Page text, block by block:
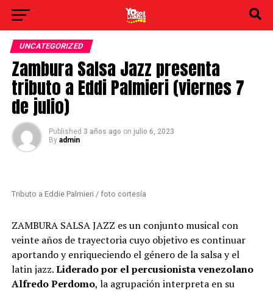
UNCATEGORIZED
Zambura Salsa Jazz presenta
tributo a Eddi Palmieri (viernes 7
de julio)
Published 3 años ago on julio 6, 2023
By admin
Tributo a Eddie Palmieri / foto cortesía
ZAMBURA SALSA JAZZ es un conjunto musical con
veinte años de trayectoria cuyo objetivo es continuar
aportando y enriqueciendo el género de la salsa y el
latin jazz.Liderado por elpercusionista venezolano
Alfredo Perdomo, la agrupación interpreta en su